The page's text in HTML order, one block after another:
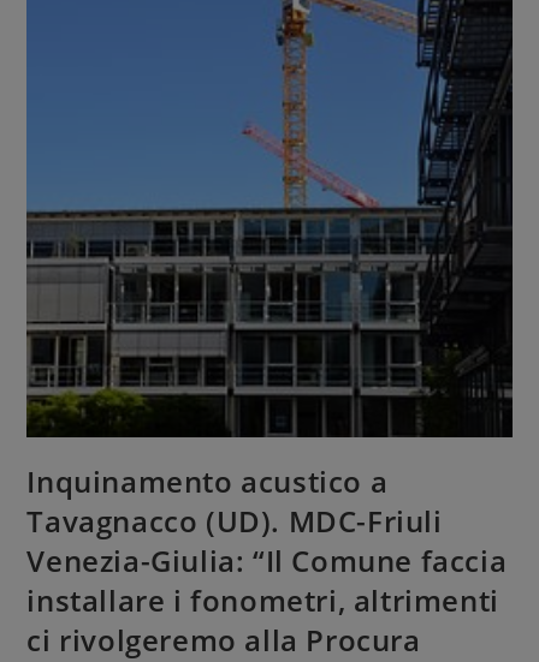
Inquinamento acustico a
Tavagnacco (UD). MDC-Friuli
Venezia-Giulia: “Il Comune faccia
installare i fonometri, altrimenti
ci rivolgeremo alla Procura